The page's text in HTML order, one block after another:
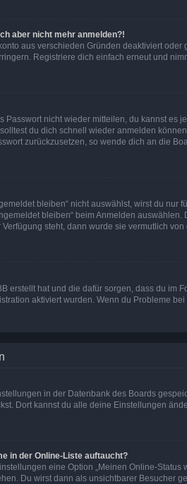
aber nicht mehr anmelden?!
aus verschieden Gründen deaktiviert
Registriere dich einfach erneut und
Passwort nicht wieder mitteilen, du kannst
du dich schnell wieder anmelden können.
zurückzusetzen, so wende dich an die
bleiben“ nicht auswählst, wirst du
bleiben“ beim Anmelden
steht, dann wurde sie vermutlich
erstellt hat und die dafür sorgen, dass du
aktiviert wurden. Wenn du Probleme
in der Datenbank des Boards
Dort kannst du alle deine Einstellungen
in der Online-Liste auftaucht?
eine Option „Meinen Online-
Du wirst dann als unsichtbarer Besucher